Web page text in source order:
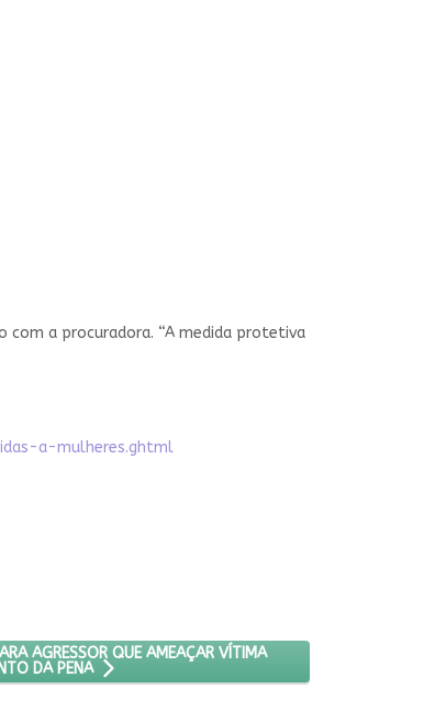
com a procuradora. “A medida protetiva
a-mulheres.ghtml
PUNIÇÃO PARA AGRESSOR QUE AMEAÇAR VÍTIMA
AGRESSOR QUE AMEAÇAR VÍTIMA
DA PENA